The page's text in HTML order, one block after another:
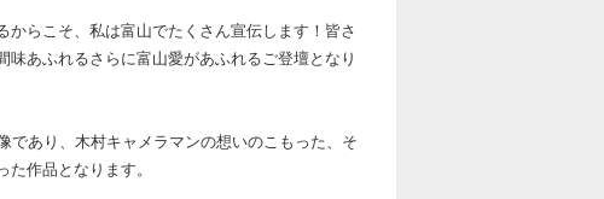
からこそ、私は富山でたくさん宣伝します！皆さ
あふれるさらに富山愛があふれるご登壇となり
であり、木村キャメラマンの想いのこもった、そ
作品となります。